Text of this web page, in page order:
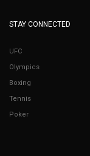
STAY CONNECTED
UFC
Olympics
Boxing
Tennis
Poker